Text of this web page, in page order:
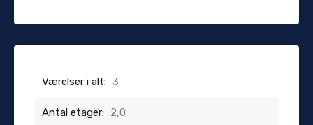
Værelser i alt: 3
Antal etager: 2,0